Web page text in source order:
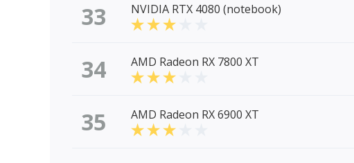
33 NVIDIA RTX 4080 (notebook)
34 AMD Radeon RX 7800 XT
35 AMD Radeon RX 6900 XT